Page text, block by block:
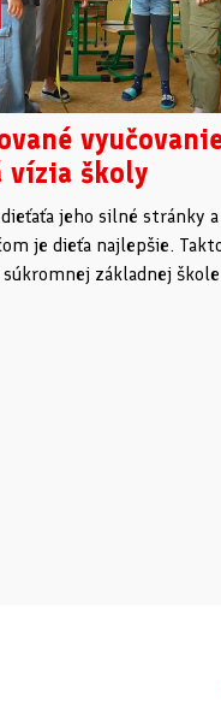
vízia školy
dieťaťa jeho silné stránky a
je dieťa najlepšie.
základnej škole